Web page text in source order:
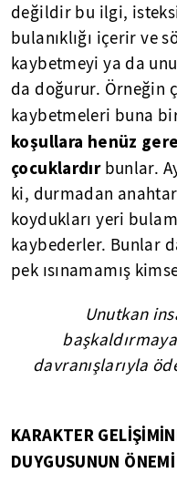
değildir bu ilgi,
bulanıklığı içerir ve
kaybetmeyi ya da
da doğurur. Örneğin
kaybetmeleri buna
koşullara henüz
çocuklardırbunlar.
ki, durmadan
koydukları yeri
kaybederler. Bunlar
pek ısınamamış
Unutkan
davranışlarıyla
KARAKTER
DUYGUSUNUN ÖNEMİ